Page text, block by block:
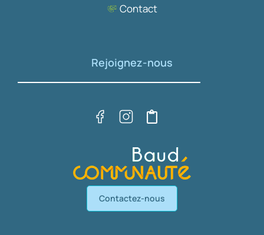
Contact
Rejoignez-nous
Contactez-nous